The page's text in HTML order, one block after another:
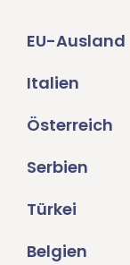
EU-Ausland
Italien
Österreich
Serbien
Türkei
Belgien